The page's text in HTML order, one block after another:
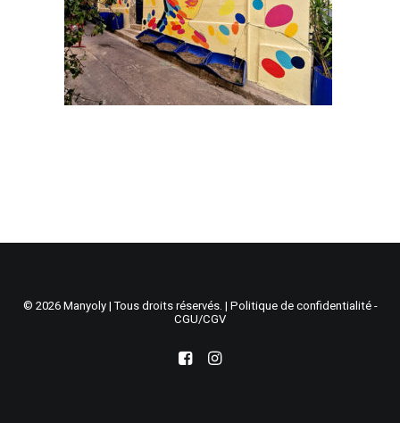
Recherche
Panier
© 2026 Manyoly | Tous droits réservés. | Politique de confidentialité -
CGU/CGV